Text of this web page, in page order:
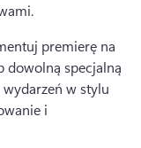
premierę na
dowolną specjalną
w stylu
i